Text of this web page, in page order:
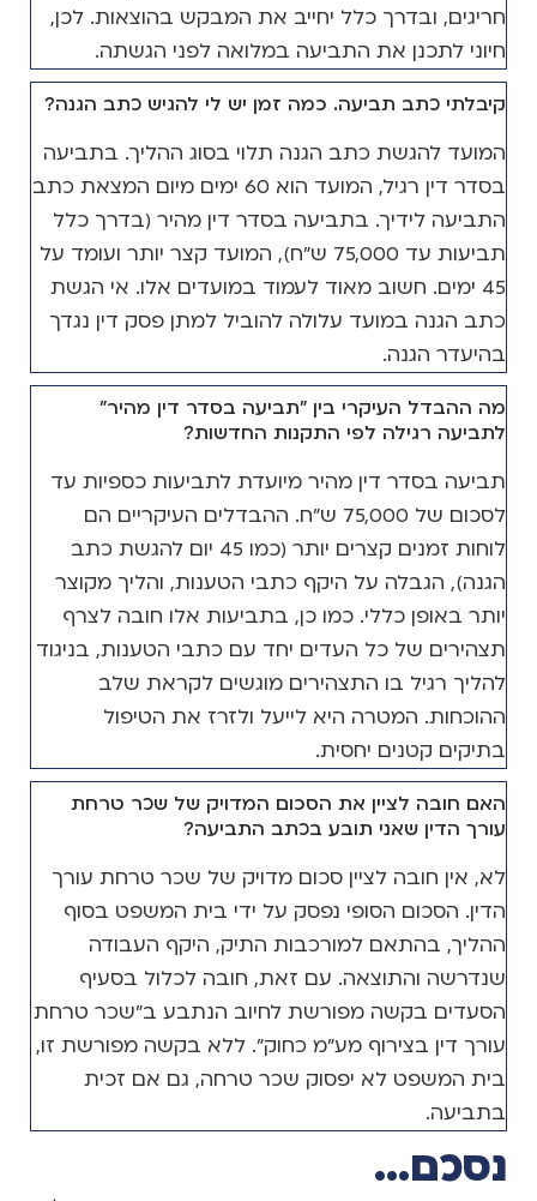
חריגים, ובדרך כלל יחייב את המבקש בהוצאות. לכן,
חיוני לתכנן את התביעה במלואה לפני הגשתה.
קיבלתי כתב תביעה. כמה זמן יש לי להגיש כתב הגנה?
המועד להגשת כתב הגנה תלוי בסוג ההליך. בתביעה
בסדר דין רגיל, המועד הוא 60 ימים מיום המצאת כתב
התביעה לידיך. בתביעה בסדר דין מהיר (בדרך כלל
תביעות עד 75,000 ש"ח), המועד קצר יותר ועומד על
45 ימים. חשוב מאוד לעמוד במועדים אלו. אי הגשת
כתב הגנה במועד עלולה להוביל למתן פסק דין נגדך
בהיעדר הגנה.
מה ההבדל העיקרי בין "תביעה בסדר דין מהיר"
לתביעה רגילה לפי התקנות החדשות?
תביעה בסדר דין מהיר מיועדת לתביעות כספיות עד
לסכום של 75,000 ש"ח. ההבדלים העיקריים הם
לוחות זמנים קצרים יותר (כמו 45 יום להגשת כתב
הגנה), הגבלה על היקף כתבי הטענות, והליך מקוצר
יותר באופן כללי. כמו כן, בתביעות אלו חובה לצרף
תצהירים של כל העדים יחד עם כתבי הטענות, בניגוד
להליך רגיל בו התצהירים מוגשים לקראת שלב
ההוכחות. המטרה היא לייעל ולזרז את הטיפול
בתיקים קטנים יחסית.
האם חובה לציין את הסכום המדויק של שכר טרחת
עורך הדין שאני תובע בכתב התביעה?
לא, אין חובה לציין סכום מדויק של שכר טרחת עורך
הדין. הסכום הסופי נפסק על ידי בית המשפט בסוף
ההליך, בהתאם למורכבות התיק, היקף העבודה
שנדרשה והתוצאה. עם זאת, חובה לכלול בסעיף
הסעדים בקשה מפורשת לחיוב הנתבע ב"שכר טרחת
עורך דין בצירוף מע"מ כחוק". ללא בקשה מפורשת זו,
בית המשפט לא יפסוק שכר טרחה, גם אם זכית
בתביעה.
נסכם...